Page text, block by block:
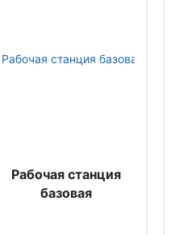
Рабочая станция
базовая